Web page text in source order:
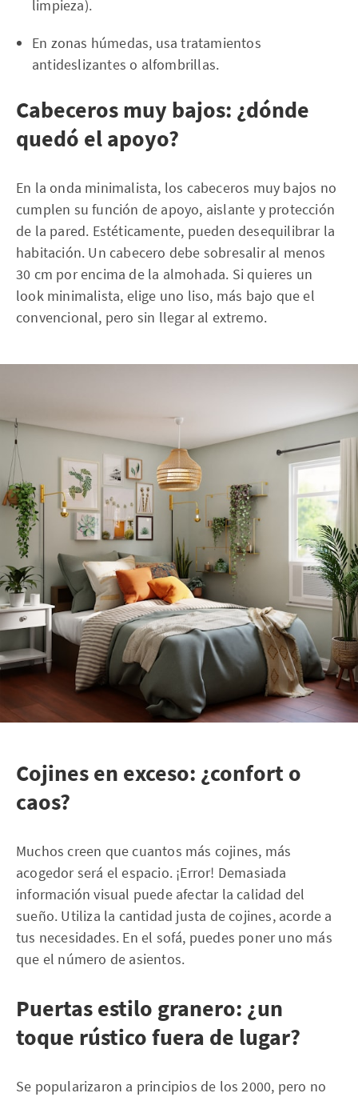
limpieza).
En zonas húmedas, usa tratamientos
antideslizantes o alfombrillas.
Cabeceros muy bajos: ¿dónde
quedó el apoyo?
En la onda minimalista, los cabeceros muy bajos no
cumplen su función de apoyo, aislante y protección
de la pared. Estéticamente, pueden desequilibrar la
habitación. Un cabecero debe sobresalir al menos
30 cm por encima de la almohada. Si quieres un
look minimalista, elige uno liso, más bajo que el
convencional, pero sin llegar al extremo.
Cojines en exceso: ¿confort o
caos?
Muchos creen que cuantos más cojines, más
acogedor será el espacio. ¡Error! Demasiada
información visual puede afectar la calidad del
sueño. Utiliza la cantidad justa de cojines, acorde a
tus necesidades. En el sofá, puedes poner uno más
que el número de asientos.
Puertas estilo granero: ¿un
toque rústico fuera de lugar?
Se popularizaron a principios de los 2000, pero no